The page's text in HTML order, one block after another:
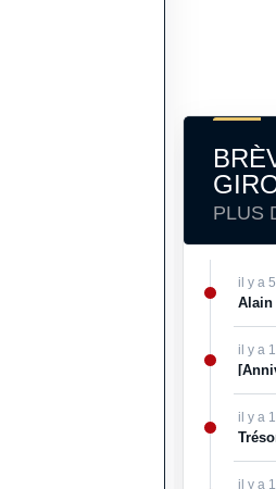
PLUS
il y a
Alain
il y a
il y a
il y a